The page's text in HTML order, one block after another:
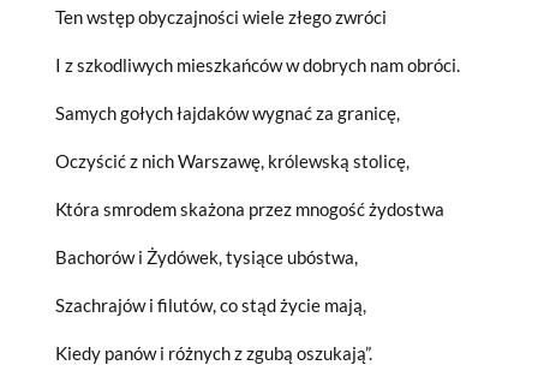
Ten wstęp obyczajności wiele złego zwróci
I z szkodliwych mieszkańców w dobrych nam obróci.
Samych gołych łajdaków wygnać za granicę,
Oczyścić z nich Warszawę, królewską stolicę,
Która smrodem skażona przez mnogość żydostwa
Bachorów i Żydówek, tysiące ubóstwa,
Szachrajów i filutów, co stąd życie mają,
Kiedy panów i różnych z zgubą oszukają”.